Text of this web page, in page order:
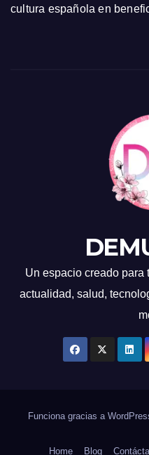
cultura española en
Un espacio creado para
actualidad, salud,
Funciona gracias a
Home Blog